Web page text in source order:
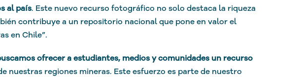
al país. Este nuevo recurso fotográfico no solo destaca la riqueza
contribuye a un repositorio nacional que pone en valor el
en Chile”.
ofrecer a estudiantes, medios y comunidades un recurso
nuestras regiones mineras. Este esfuerzo es parte de nuestro